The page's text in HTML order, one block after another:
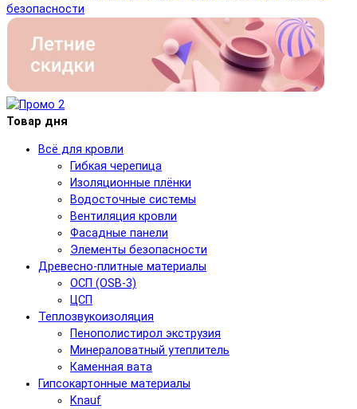
безопасности
Товар дня
Всё для кровли
Гибкая черепица
Изоляционные плёнки
Водосточные системы
Вентиляция кровли
Фасадные панели
Элементы безопасности
Древесно-плитные материалы
ОСП (OSB-3)
ЦСП
Теплозвукоизоляция
Пенополистирол экструзия
Минераловатный утеплитель
Каменная вата
Гипсокартонные материалы
Knauf